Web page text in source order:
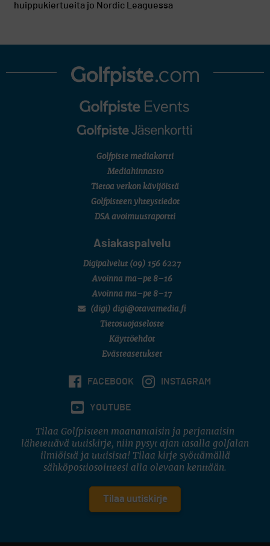
huippukiertueita jo Nordic Leaguessa
Golfpiste mediakortti
Mediahinnasto
Tietoa verkon kävijöistä
Golfpisteen yhteystiedot
DSA avoimuusraportti
Asiakaspalvelu
Digipalvelut (09) 156 6227
Avoinna ma–pe 8–16
Avoinna ma–pe 8–17
(digi) digi@otavamedia.fi
Tietosuojaseloste
Käyttöehdot
Evästeasetukset
FACEBOOK INSTAGRAM
YOUTUBE
Tilaa Golfpisteen maanantaisin ja perjantaisin
lähetettävä uutiskirje, niin pysyt ajan tasalla golfalan
ilmiöistä ja uutisista! Tilaa kirje syöttämällä
sähköpostiosoitteesi alla olevaan kenttään.
Tilaa uutiskirje